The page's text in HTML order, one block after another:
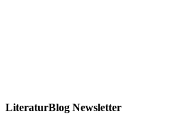
LiteraturBlog Newsletter